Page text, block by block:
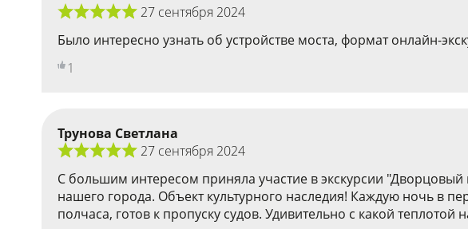
27 сентября 2024
Было интересно узнать об устройстве моста, формат онлайн-
1
Трунова Светлана
27 сентября 2024
С большим интересом приняла участие в экскурсии
нашего города. Объект культурного наследия! Каждую ночь в
полчаса, готов к пропуску судов. Удивительно с какой